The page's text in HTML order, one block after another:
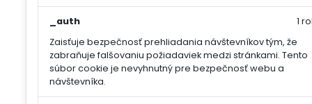
_auth
Zaisťuje bezpečnosť prehliadania návštevníkov tým, že
zabraňuje falšovaniu požiadaviek medzi stránkami. Tento
súbor cookie je nevyhnutný pre bezpečnosť webu a
návštevníka.
1